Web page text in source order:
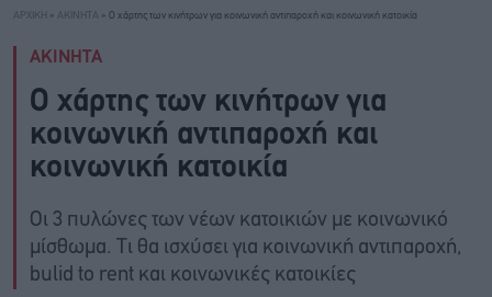
ΑΡΧΙΚΗ » ΑΚΙΝΗΤΑ » Ο χάρτης των κινήτρων για κοινωνική αντιπαροχή και κοινωνική κατοικία
ΑΚΙΝΗΤΑ
Ο χάρτης των κινήτρων για
κοινωνική αντιπαροχή και
κοινωνική κατοικία
Οι 3 πυλώνες των νέων κατοικιών με κοινωνικό
μίσθωμα. Τι θα ισχύσει για κοινωνική αντιπαροχή,
bulid to rent και κοινωνικές κατοικίες